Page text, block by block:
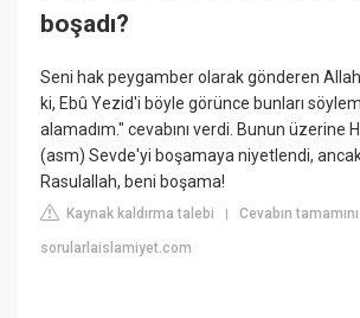
boşadı?
Seni hak peygamber olarak gönderen
ki, Ebû Yezid'i böyle görünce bunları
alamadım." cevabını verdi. Bunun üzerine
(asm) Sevde'yi boşamaya niyetlendi,
Rasulallah, beni boşama!
Kaynak kaldırma talebi |Cevabın
sorularlaislamiyet.com